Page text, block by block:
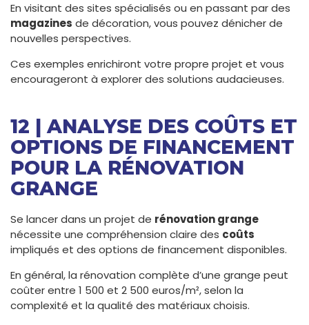
En visitant des sites spécialisés ou en passant par des
magazines de décoration, vous pouvez dénicher de
nouvelles perspectives.
Ces exemples enrichiront votre propre projet et vous
encourageront à explorer des solutions audacieuses.
12 | ANALYSE DES COÛTS ET
OPTIONS DE FINANCEMENT
POUR LA RÉNOVATION
GRANGE
Se lancer dans un projet de rénovation grange
nécessite une compréhension claire des coûts
impliqués et des options de financement disponibles.
En général, la rénovation complète d’une grange peut
coûter entre 1 500 et 2 500 euros/m², selon la
complexité et la qualité des matériaux choisis.